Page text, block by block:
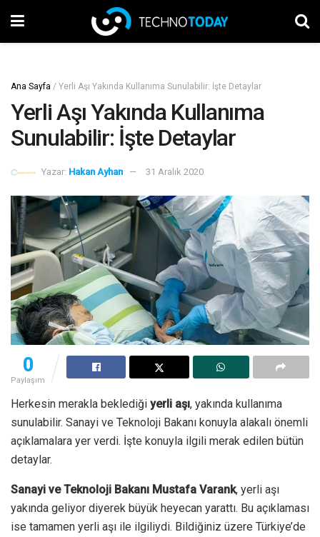
Ana Sayfa / Yerli Aşı Yakında Kullanıma Sunulabilir: İşte Detaylar
Yerli Aşı Yakında Kullanıma
Sunulabilir: İşte Detaylar
Yazar: Hakan Ayhan 31 Aralık 2020
0
Paylaşım
Herkesin merakla beklediği yerli aşı, yakında kullanıma
sunulabilir. Sanayi ve Teknoloji Bakanı konuyla alakalı önemli
açıklamalara yer verdi. İşte konuyla ilgili merak edilen bütün
detaylar.
Sanayi ve Teknoloji Bakanı Mustafa Varank, yerli aşı
yakında geliyor diyerek büyük heyecan yarattı. Bu açıklaması
ise tamamen yerli aşı ile ilgiliydi. Bildiğiniz üzere Türkiye’de